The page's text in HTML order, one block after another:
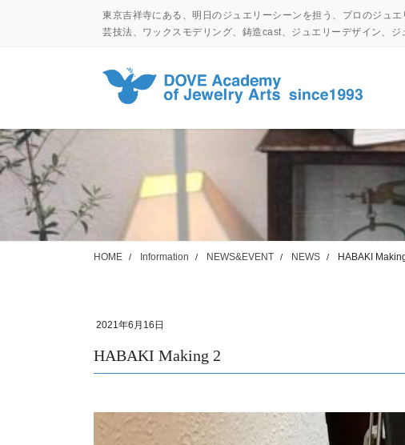
動
に
移
東京吉祥寺にある、明日のジュエリーシーンを担う、プロのジュ
芸技法、ワックスモデリング、鋳造cast、ジュエリーデザイン、ジ
HOME Information NEWS&EVENT NEWS HABAKI
2021年6月16日
HABAKI Making 2
画